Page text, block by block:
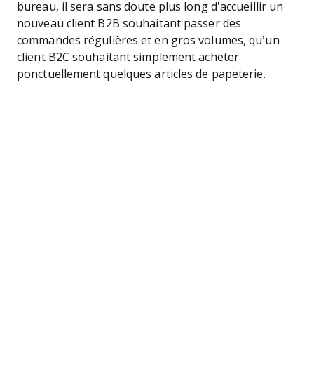
bureau, il sera sans doute plus long d’accueillir un
nouveau client B2B souhaitant passer des
commandes régulières et en gros volumes, qu’un
client B2C souhaitant simplement acheter
ponctuellement quelques articles de papeterie.